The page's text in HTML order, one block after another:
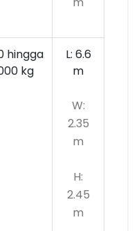
hingga
kg
L: 6.6
m
W:
2.35
m
H:
2.45
m